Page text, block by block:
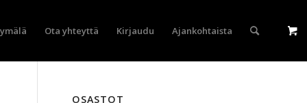
Ota yhteyttä Kirjaudu Ajankohtaista
OSASTOT